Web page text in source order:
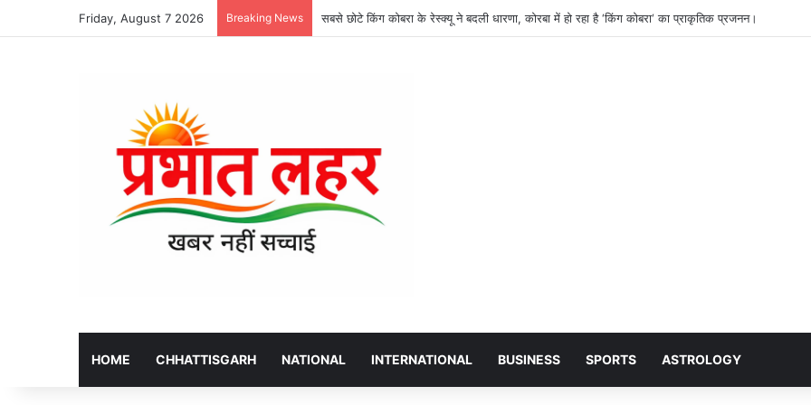
Friday, August 7 2026 Breaking News सबसे छोटे किंग कोबरा के रेस्क्यू ने बदली धारणा, कोरबा में हो रहा है ‘किंग कोबरा‘ का प्राकृतिक प्रजनन।
HOME CHHATTISGARH NATIONAL INTERNATIONAL BUSINESS SPORTS ASTROLOGY